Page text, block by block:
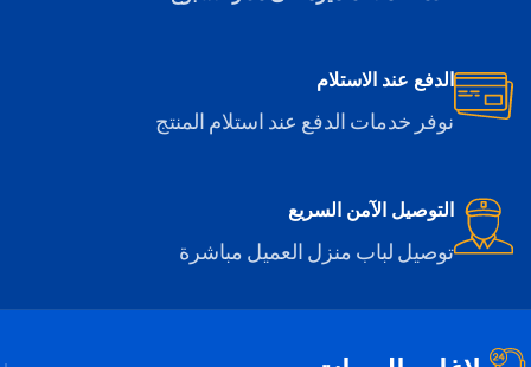
الدفع عند الاستلام
نوفر خدمات الدفع عند استلام المنتج
التوصيل الآمن السريع
توصيل لباب منزل العميل مباشرة